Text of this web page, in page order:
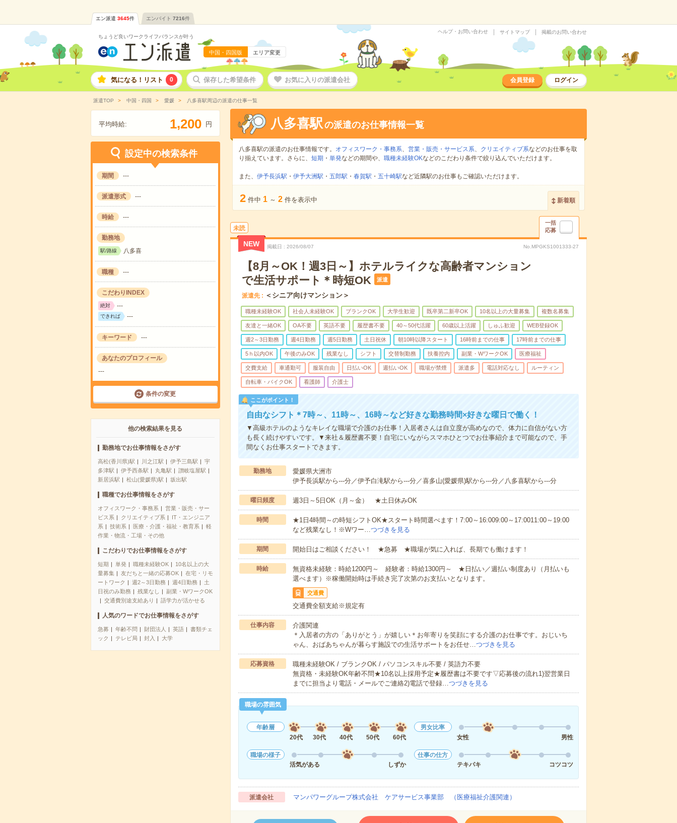
エン派遣 3645件 エンバイト 7216件
ちょうど良いワークライフバランスが叶う
中国・四国版 エリア変更
ヘルプ・お問い合わせ サイトマップ 掲載のお問い合わせ
気になる！リスト 0 保存した希望条件 お気に入りの派遣会社 会員登録 ログイン
派遣TOP 中国・四国 愛媛 八多喜駅周辺の派遣の仕事一覧
平均時給: 1,200 円
設定中の検索条件
期間 ---
派遣形式 ---
時給 ---
勤務地
駅/路線 八多喜
職種 ---
こだわりINDEX
絶対 ---
できれば ---
キーワード ---
あなたのプロフィール
---
条件の変更
他の検索結果を見る
勤務地でお仕事情報をさがす
高松(香川県)駅 川之江駅 伊予三島駅
宇
多津駅
伊予西条駅 丸亀駅
讃岐塩屋駅
新居浜駅
松山(愛媛県)駅 坂出駅
職種でお仕事情報をさがす
オフィスワーク・事務系
営業・販売・サー
ビス系
クリエイティブ系
IT・エンジニア
系
技術系 医療・介護・福祉・教育系
軽
作業・物流・工場・その他
こだわりでお仕事情報をさがす
短期 単発 職種未経験OK
10名以上の大
量募集
友だちと一緒の応募OK
在宅・リモ
ートワーク
週2～3日勤務 週4日勤務
土
日祝のみ勤務
残業なし
副業・WワークOK
交通費別途支給あり
語学力が活かせる
人気のワードでお仕事情報をさがす
急募 年齢不問 財団法人 英語
書類チェ
ック
テレビ局 封入 大学
八多喜駅の派遣のお仕事情報一覧
八多喜駅の派遣のお仕事情報です。 オフィスワーク・事務系、 営業・販売・サービス系、 クリエイティブ系などのお仕事を取
り揃えています。さらに、 短期 ・ 単発などの期間や、 職種未経験OKなどのこだわり条件で絞り込んでいただけます。
また、 伊予長浜駅 ・ 伊予大洲駅 ・ 五郎駅 ・ 春賀駅 ・ 五十崎駅など近隣駅のお仕事もご確認いただけます。
2 件中 1 ～ 2 件を表示中 新着順
未読
一括
応募
NEW 掲載日 2026/08/07 No.MPGKS1001333-27
【8月～OK！週3日～】ホテルライクな高齢者マンション
で生活サポート＊時短OK
派遣
派遣先 ＜シニア向けマンション＞
職種未経験OK 社会人未経験OK ブランクOK 大学生歓迎 既卒第二新卒OK 10名以上の大量募集 複数名募集
友達と一緒OK OA不要 英語不要 履歴書不要 40～50代活躍 60歳以上活躍 しゅふ歓迎 WEB登録OK
週2～3日勤務 週4日勤務 週5日勤務 土日祝休 朝10時以降スタート 16時前までの仕事 17時前までの仕事
5ｈ以内OK 午後のみOK 残業なし シフト 交替制勤務 扶養控内 副業・WワークOK 医療福祉
交費支給 車通勤可 服装自由 日払いOK 週払いOK 職場が禁煙 派遣多 電話対応なし ルーティン
自転車・バイクOK 看護師 介護士
ここがポイント！
自由なシフト＊7時～、11時～、16時～など好きな勤務時間×好きな曜日で働く！
▼高級ホテルのようなキレイな職場で介護のお仕事！入居者さんは自立度が高めなので、体力に自信がない方
も長く続けやすいです。▼来社＆履歴書不要！自宅にいながらスマホひとつでお仕事紹介まで可能なので、手
間なくお仕事スタートできます。
勤務地
愛媛県大洲市
伊予長浜駅から---分／伊予白滝駅から---分／喜多山(愛媛県)駅から---分／八多喜駅から---分
曜日頻度 週3日～5日OK（月～金） ★土日休みOK
時間
★1日4時間～の時短シフトOK★スタート時間選べます！7:00～16:009:00～17:0011:00～19:00
など残業なし！※Wワー…つづきを見る
期間 開始日はご相談ください！ ★急募 ★職場が気に入れば、長期でも働けます！
時給
無資格未経験：時給1200円～ 経験者：時給1300円～ ★日払い／週払い制度あり（月払いも
選べます）※稼働開始時は手続き完了次第のお支払いとなります。
交通費
交通費全額支給※規定有
仕事内容
介護関連
＊入居者の方の「ありがとう」が嬉しい＊お年寄りを笑顔にする介護のお仕事です。おじいち
ゃん、おばあちゃんが暮らす施設での生活サポートをお任せ…つづきを見る
応募資格
職種未経験OK / ブランクOK / パソコンスキル不要 / 英語力不要
無資格・未経験OK年齢不問★10名以上採用予定★履歴書は不要です▽応募後の流れ1)翌営業日
までに担当より電話・メールでご連絡2)電話で登録…つづきを見る
職場の雰囲気
年齢層
20代
30代 40代 50代 60代
男女比率
女性
男性
職場の様子
活気がある
しずか
仕事の仕方
テキパキ
コツコツ
派遣会社 マンパワーグループ株式会社 ケアサービス事業部 （医療福祉介護関連）